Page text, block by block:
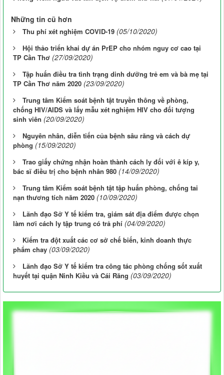
Những tin cũ hơn
Thu phí xét nghiệm COVID-19 (05/10/2020)
Hội thảo triển khai dự án PrEP cho nhóm nguy cơ cao tại
TP Cần Thơ (27/09/2020)
Tập huấn điều tra tình trạng dinh dưỡng trẻ em và bà mẹ tại
TP Cần Thơ năm 2020 (23/09/2020)
Trung tâm Kiểm soát bệnh tật truyền thông về phòng,
chống HIV/AIDS và lấy mẫu xét nghiệm HIV cho đối tượng
sinh viên (20/09/2020)
Nguyên nhân, diễn tiến của bệnh sâu răng và cách dự
phòng (15/09/2020)
Trao giấy chứng nhận hoàn thành cách ly đối với ê kíp y,
bác sĩ điều trị cho bệnh nhân 980 (14/09/2020)
Trung tâm Kiểm soát bệnh tật tập huấn phòng, chống tai
nạn thương tích năm 2020 (10/09/2020)
Lãnh đạo Sở Y tế kiểm tra, giám sát địa điểm được chọn
làm nơi cách ly tập trung có trả phí (04/09/2020)
Kiểm tra đột xuất các cơ sở chế biến, kinh doanh thực
phẩm chay (03/09/2020)
Lãnh đạo Sở Y tế kiểm tra công tác phòng chống sốt xuất
huyết tại quận Ninh Kiều và Cái Răng (03/09/2020)